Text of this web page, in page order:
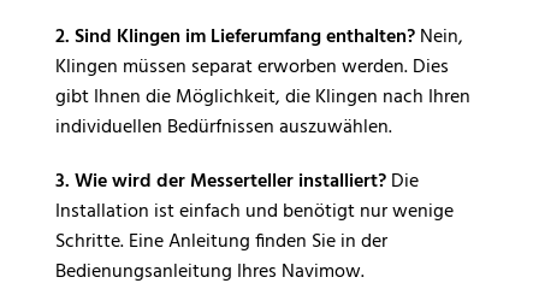
2. Sind Klingen im Lieferumfang enthalten?Nein,
Klingen müssen separat erworben werden. Dies
gibt Ihnen die Möglichkeit, die Klingen nach Ihren
individuellen Bedürfnissen auszuwählen.
3. Wie wird der Messerteller installiert?Die
Installation ist einfach und benötigt nur wenige
Schritte. Eine Anleitung finden Sie in der
Bedienungsanleitung Ihres Navimow.